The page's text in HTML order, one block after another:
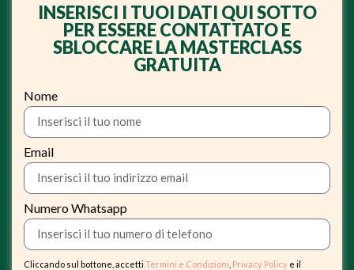
INSERISCI I TUOI DATI QUI SOTTO
PER ESSERE CONTATTATO E
SBLOCCARE LA MASTERCLASS
GRATUITA
Nome
Email
Numero Whatsapp
Cliccando sul bottone, accetti Termini e Condizioni Privacy Policy e il